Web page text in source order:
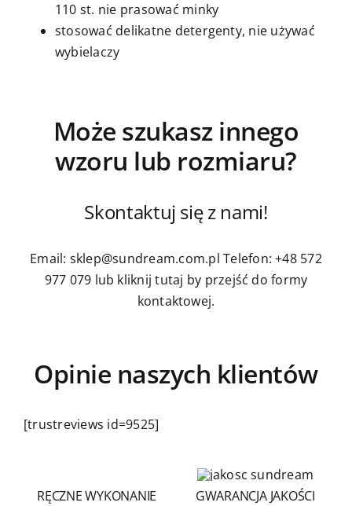
110 st. nie prasować minky
stosować delikatne detergenty, nie używać
wybielaczy
Może szukasz innego
wzoru lub rozmiaru?
Skontaktuj się z nami!
Email: sklep@sundream.com.pl Telefon: +48 572
977 079 lub kliknij tutaj by przejść do formy
kontaktowej.
Opinie naszych klientów
[trustreviews id=9525]
RĘCZNE WYKONANIE GWARANCJA JAKOŚCI